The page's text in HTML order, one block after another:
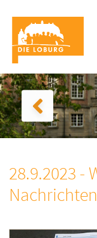
28.9.2023 -
Nachrichten